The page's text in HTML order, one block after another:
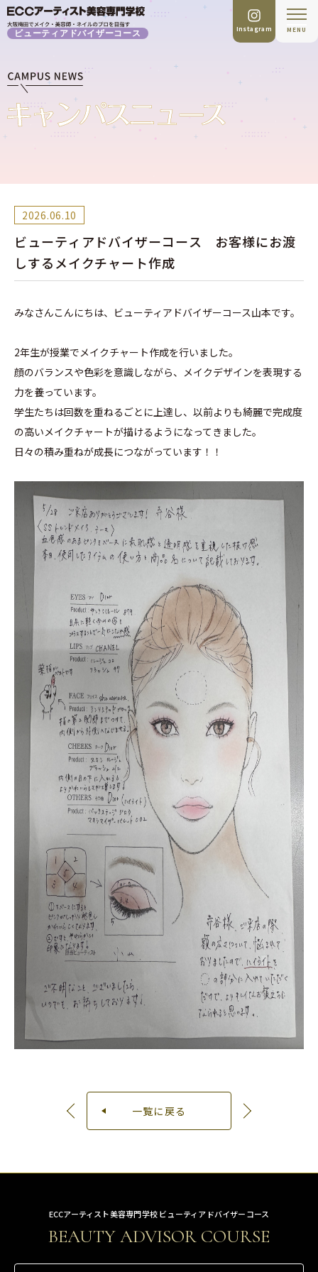
ビューティアドバイザーコース MENU
Instagram
2026.06.10
ビューティアドバイザーコース お客様にお渡
しするメイクチャート作成
みなさんこんにちは、ビューティアドバイザーコース山本です。
2年生が授業でメイクチャート作成を行いました。
顔のバランスや色彩を意識しながら、メイクデザインを表現する
力を養っています。
学生たちは回数を重ねるごとに上達し、以前よりも綺麗で完成度
の高いメイクチャートが描けるようになってきました。
日々の積み重ねが成長につながっています！！
一覧に戻る
ECCアーティスト美容専門学校 ビューティアドバイザーコース
BEAUTY ADVISOR COURSE